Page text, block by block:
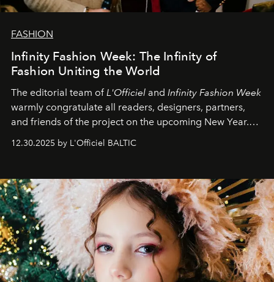
FASHION
Infinity Fashion Week: The Infinity of
Fashion Uniting the World
The editorial team of L'Officiel and Infinity Fashion Week
warmly congratulate all readers, designers, partners,
and friends of the project on the upcoming New Year.
achievements.
12.30.2025 by L'Officiel BALTIC